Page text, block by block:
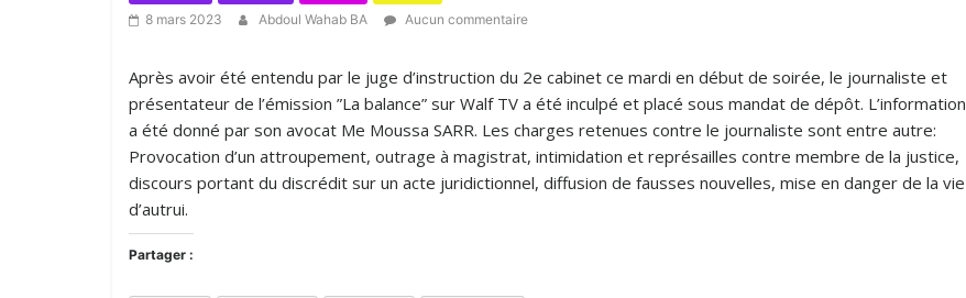
8 mars 2023
Abdoul Wahab BA Aucun commentaire
Après avoir été entendu par le juge d’instruction du 2e cabinet ce mardi en début de soirée, le journaliste et
présentateur de l’émission ”La balance” sur Walf TV a été inculpé et placé sous mandat de dépôt. L’information
a été donné par son avocat Me Moussa SARR. Les charges retenues contre le journaliste sont entre autre:
Provocation d’un attroupement, outrage à magistrat, intimidation et représailles contre membre de la justice,
discours portant du discrédit sur un acte juridictionnel, diffusion de fausses nouvelles, mise en danger de la vie
d’autrui.
Partager :